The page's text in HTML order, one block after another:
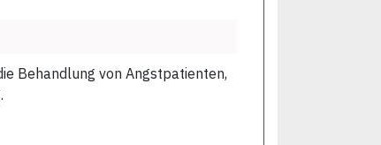
Behandlung von Angstpatienten,